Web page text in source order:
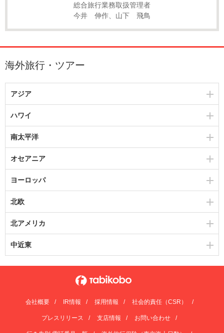
総合旅行業務取扱管理者
今井 伸作、山下 飛鳥
海外旅行・ツアー
アジア
ハワイ
南太平洋
オセアニア
ヨーロッパ
北欧
北アメリカ
中近東
会社概要 IR情報 採用情報 社会的責任（CSR）
プレスリリース 支店情報 お問い合わせ